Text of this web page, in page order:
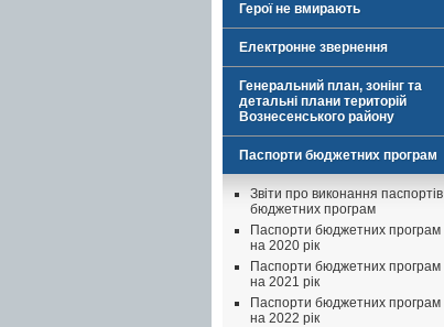
Герої не вмирають
Електронне звернення
Генеральний план, зонінг та
детальні плани територій
Вознесенського району
Паспорти бюджетних програм
Звіти про виконання паспортів
бюджетних програм
Паспорти бюджетних програм
на 2020 рік
Паспорти бюджетних програм
на 2021 рік
Паспорти бюджетних програм
на 2022 рік